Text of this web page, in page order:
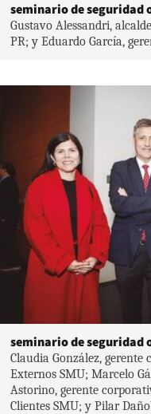
seminario de seguridad
Gustavo Alessandri,
PR; y Eduardo García,
seminario de seguridad
Claudia González,
Externos SMU; Marcelo
Astorino, gerente
Clientes SMU; y Pilar